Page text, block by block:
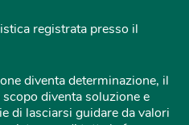
registrata presso il
diventa determinazione, il
diventa soluzione e
di lasciarsi guidare da valori